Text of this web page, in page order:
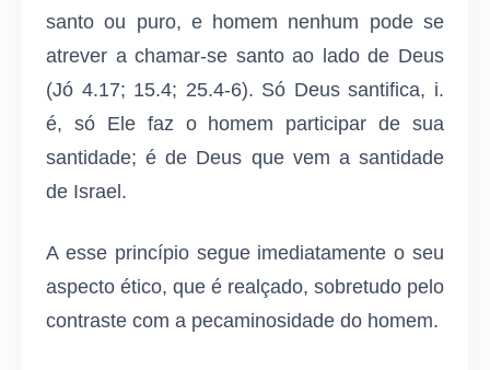
santo ou puro, e homem nenhum pode se
atrever a chamar-se santo ao lado de Deus
(Jó 4.17; 15.4; 25.4-6). Só Deus santifica, i.
é, só Ele faz o homem participar de sua
santidade; é de Deus que vem a santidade
de Israel.
A esse princípio segue imediatamente o seu
aspecto ético, que é realçado, sobretudo pelo
contraste com a pecaminosidade do homem.